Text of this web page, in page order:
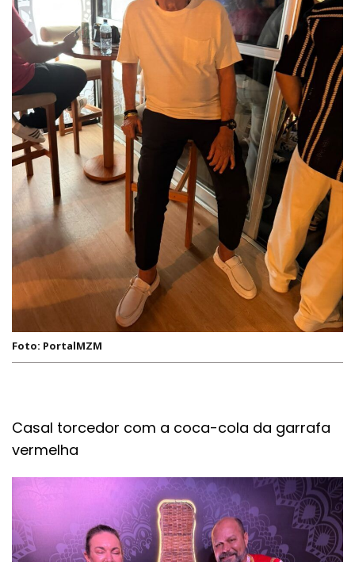
Foto: PortalMZM
Casal torcedor com a coca-cola da garrafa
vermelha